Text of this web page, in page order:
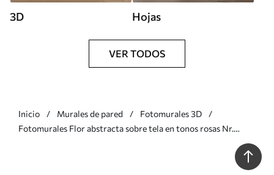
3D Hojas
VER TODOS
Inicio Murales de pared
Fotomurales 3D
Fotomurales Flor abstracta sobre tela en tonos rosas Nr.